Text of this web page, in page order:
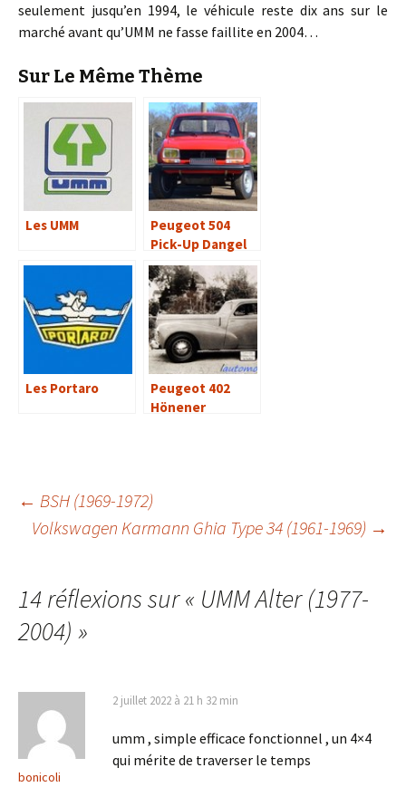
seulement jusqu’en 1994, le véhicule reste dix ans sur le
marché avant qu’UMM ne fasse faillite en 2004…
Sur Le Même Thème
Les UMM
Peugeot 504
Pick-Up Dangel
(1983)
Les Portaro
Peugeot 402
Hönener
Navigation
articles
← BSH (1969-1972)
Volkswagen Karmann Ghia Type 34 (1961-1969) →
14 réflexions sur « UMM Alter (1977-
2004) »
bonicoli
2 juillet 2022 à 21 h 32 min
umm , simple efficace fonctionnel , un 4×4
qui mérite de traverser le temps